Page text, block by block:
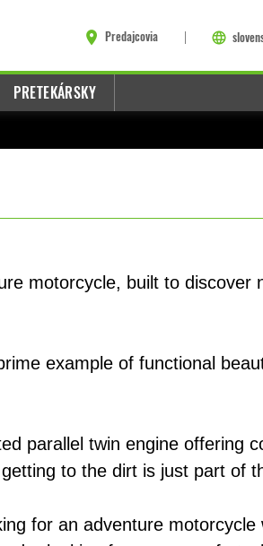
Predajcovia
PRETEKÁRSKY
motorcycle, built to discover
example of functional
parallel twin engine offering
to the dirt is just part of
for an adventure motorcycle